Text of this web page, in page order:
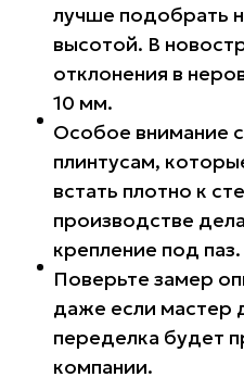
лучше подобрать
высотой. В
отклонения в
10 мм.
Особое внимание
плинтусам,
встать плотно к
производстве
крепление под паз.
Поверьте замер
даже если мастер
переделка будет
компании.